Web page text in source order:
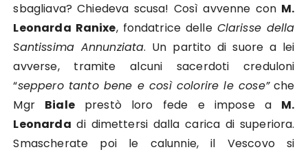
sbagliava? Chiedeva scusa! Così avvenne con M.
Leonarda Ranixe, fondatrice delle Clarisse della
Santissima Annunziata. Un partito di suore a lei
avverse, tramite alcuni sacerdoti creduloni
“seppero tanto bene e così colorire le cose”che
Mgr Bialeprestò loro fede e impose a M.
Leonarda di dimettersi dalla carica di superiora.
Smascherate poi le calunnie, il Vescovo si